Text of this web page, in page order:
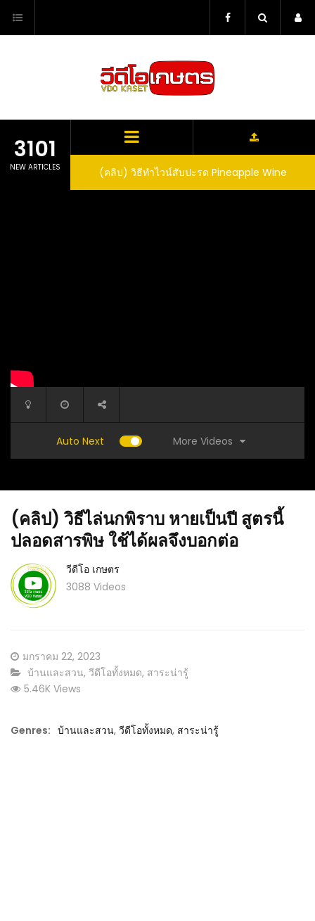
content
3101
NEW ARTICLES
ปในถัง จะได้ผล
expect that
(คลิป) วิธีทำไวน์สับปะรด Pineapple Wine
Auto Next More Videos
ไทย
(คลิป) วิธีไล่นกพิราบ หายเป็นปี สูตรนี้
ปลอดสารพิษ ใช้ได้ผลจึงบอกต่อ
วีดีโอ เกษตร
3088 Videos
Posted
on
มกราคม 22, 2023
CATEGORY:
บ้านและสวน, วีดีโอทั้งหมด, สาระน่ารู้
5.46K Views
Genres: บ้านและสวน, วีดีโอทั้งหมด, สาระน่ารู้